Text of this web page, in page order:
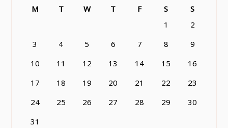
M T W T F S
S
1
2
3
4 5 6 7 8
9
10
11 12 13 14 15
16
17
18 19 20 21 22
23
24
25 26 27 28 29
30
31